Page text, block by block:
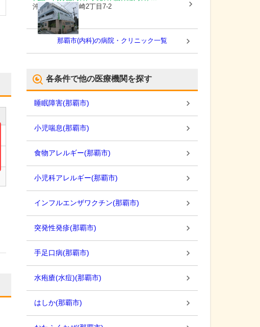
沖縄県那覇市泉崎2丁目7-2
那覇市(内科)の病院・クリニック一覧
各条件で他の医療機関を探す
睡眠障害(那覇市)
小児喘息(那覇市)
食物アレルギー(那覇市)
小児科アレルギー(那覇市)
インフルエンザワクチン(那覇市)
突発性発疹(那覇市)
手足口病(那覇市)
水疱瘡(水痘)(那覇市)
はしか(那覇市)